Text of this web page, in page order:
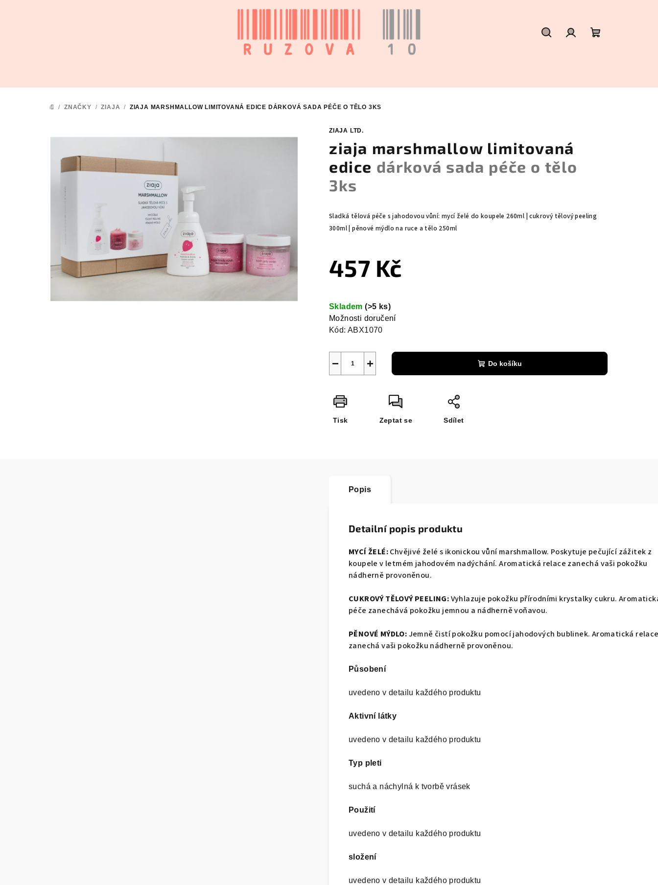
DOMŮ
/ ZNAČKY / ZIAJA / ZIAJA MARSHMALLOW LIMITOVANÁ EDICE DÁRKOVÁ SADA PÉČE O TĚLO 3KS
ZIAJA LTD.
ziaja marshmallow limitovaná
edice dárková sada péče o tělo
3ks
Sladká tělová péče s jahodovou vůní: mycí želé do koupele 260ml | cukrový tělový peeling
300ml | pěnové mýdlo na ruce a tělo 250ml
457 Kč
cena:
Skladem(>5 ks)
Možnosti doručení
Kód: ABX1070
+
− Do košíku
Tisk Zeptat se Sdílet
Popis
Detailní popis produktu
MYCÍ ŽELÉ:Chvějivé želé s ikonickou vůní marshmallow. Poskytuje pečující zážitek z
koupele v letmém jahodovém nadýchání. Aromatická relace zanechá vaši pokožku
nádherně provoněnou.
CUKROVÝ TĚLOVÝ PEELING:Vyhlazuje pokožku přírodními krystalky cukru.
péče zanechává pokožku jemnou a nádherně voňavou.
PĚNOVÉ MÝDLO:Jemně čistí pokožku pomocí jahodových bublinek. Aromatická
zanechá vaši pokožku nádherně provoněnou.
Působení
uvedeno v detailu každého produktu
Aktivní látky
uvedeno v detailu každého produktu
Typ pleti
suchá a náchylná k tvorbě vrásek
Použití
uvedeno v detailu každého produktu
složení
uvedeno v detailu každého produktu